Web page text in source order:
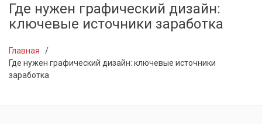
Где нужен графический дизайн:
ключевые источники заработка
Главная
Где нужен графический дизайн: ключевые источники
заработка